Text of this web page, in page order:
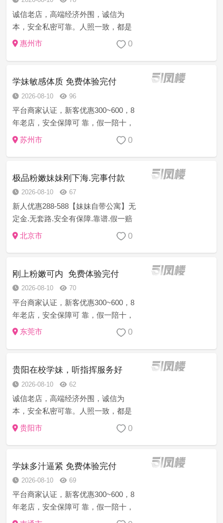
诚信老店，高端经济外围，诚信为
本，安全私密可靠。人照一致，都是
本人姑娘，学生妹，少妇，御姐，护
理念打造完美体验！非诚勿扰！
惠州市 0
学妹敏感体质 免费体验完付
2026-08-10 96
平台商家认证，新客优惠300~600，8
年老店，安全保障可 靠，假一陪十，
诚信上门服务，注:如果有客户支付费
跑等等…立...
苏州市 0
极品粉嫩妹妹刚下海.完事付款
2026-08-10 67
新人优惠288-588【妹妹自带公寓】无
定金.无套路.安全有保障.靠谱.假一赔
三.诚信服务.如有对客户欺诈行为或者
偿退款诚信服务好，均为...
北京市 0
刚上粉嫩可内 免费体验完付
2026-08-10 70
平台商家认证，新客优惠300~600，8
年老店，安全保障可 靠，假一陪十，
诚信上门服务，注:如果有客户支付费
跑等等…立...
东莞市 0
贵阳在校学妹，听指挥服务好
2026-08-10 62
诚信老店，高端经济外围，诚信为
本，安全私密可靠。人照一致，都是
本人姑娘，学生妹，少妇，御姐，护
理念打造完美体验！非诚勿扰！
贵阳市 0
学妹多汁逼紧 免费体验完付
2026-08-10 69
平台商家认证，新客优惠300~600，8
年老店，安全保障可 靠，假一陪十，
诚信上门服务，注:如果有客户支付费